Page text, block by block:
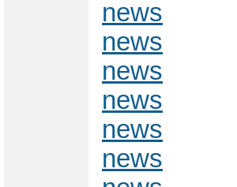
news
news
news
news
news
news